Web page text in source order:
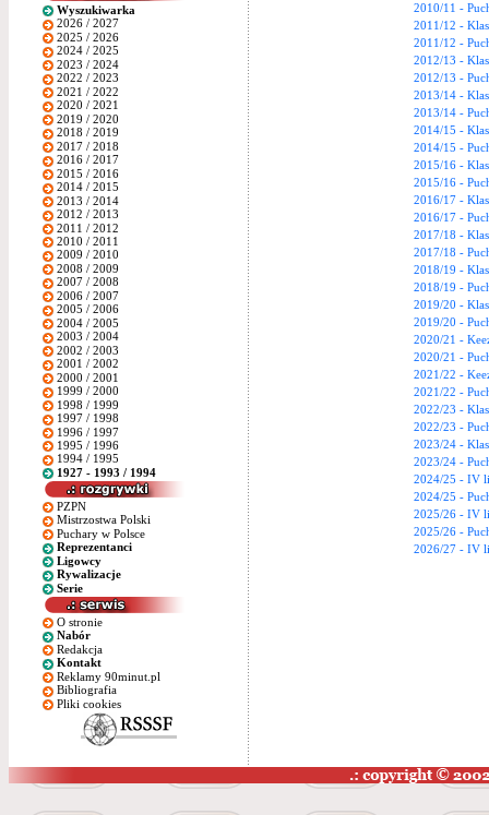
Wyszukiwarka
2026 / 2027
2025 / 2026
2024 / 2025
2023 / 2024
2022 / 2023
2021 / 2022
2020 / 2021
2019 / 2020
2018 / 2019
2017 / 2018
2016 / 2017
2015 / 2016
2014 / 2015
2013 / 2014
2012 / 2013
2011 / 2012
2010 / 2011
2009 / 2010
2008 / 2009
2007 / 2008
2006 / 2007
2005 / 2006
2004 / 2005
2003 / 2004
2002 / 2003
2001 / 2002
2000 / 2001
1999 / 2000
1998 / 1999
1997 / 1998
1996 / 1997
1995 / 1996
1994 / 1995
1927 - 1993 / 1994
PZPN
Mistrzostwa Polski
Puchary w Polsce
Reprezentanci
Ligowcy
Rywalizacje
Serie
O stronie
Nabór
Redakcja
Kontakt
Reklamy 90minut.pl
Bibliografia
Pliki cookies
2010/11 -
2011/12 -
2011/12 -
2012/13 -
2012/13 -
2013/14 -
2013/14 -
2014/15 -
2014/15 -
2015/16 -
2015/16 -
2016/17 -
2016/17 -
2017/18 -
2017/18 -
2018/19 -
2018/19 -
2019/20 -
2019/20 -
2020/21 -
2020/21 -
2021/22 -
2021/22 -
2022/23 -
2022/23 -
2023/24 -
2023/24 -
2024/25 - IV
2024/25 -
2025/26 - IV
2025/26 -
2026/27 - IV